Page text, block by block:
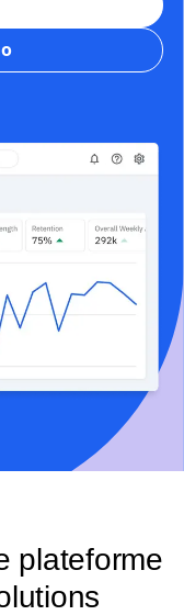
plateforme